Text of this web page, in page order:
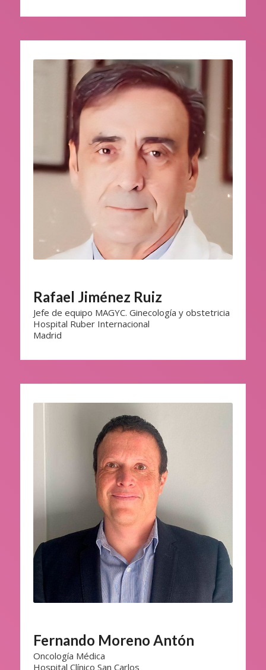
Rafael Jiménez Ruiz
Jefe de equipo MAGYC. Ginecología y obstetricia
Hospital Ruber Internacional
Madrid
Fernando Moreno Antón
Oncología Médica
Hospital Clínico San Carlos